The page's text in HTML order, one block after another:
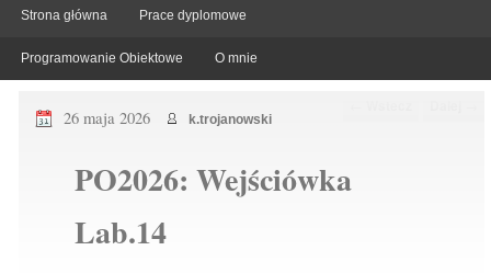
Strona główna Prace dyplomowe
Programowanie Obiektowe O mnie
PO2026: Wejściówka
Lab.14
26 maja 2026 k.trojanowski